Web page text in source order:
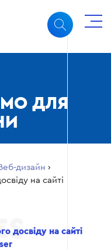
ДЛЯ
дизайн ›
на сайті
досвіду на сайті